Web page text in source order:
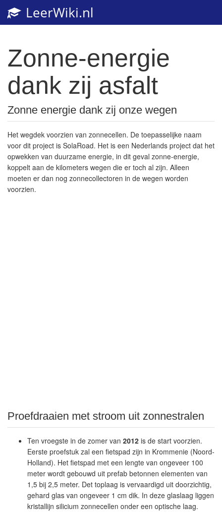
LeerWiki.nl
Zonne-energie
dank zij asfalt
Zonne energie dank zij onze wegen
Het wegdek voorzien van zonnecellen. De toepasselijke naam
voor dit project is SolaRoad. Het is een Nederlands project dat het
opwekken van duurzame energie, in dit geval zonne-energie,
koppelt aan de kilometers wegen die er toch al zijn. Alleen
moeten er dan nog zonnecollectoren in de wegen worden
voorzien.
Proefdraaien met stroom uit zonnestralen
Ten vroegste in de zomer van 2012 is de start voorzien.
Eerste proefstuk zal een fietspad zijn in Krommenie (Noord-
Holland). Het fietspad met een lengte van ongeveer 100
meter wordt gebouwd uit prefab betonnen elementen van
1,5 bij 2,5 meter. Det toplaag is vervaardigd uit doorzichtig,
gehard glas van ongeveer 1 cm dik. In deze glaslaag liggen
kristallijn silicium zonnecellen onder een optische laag.